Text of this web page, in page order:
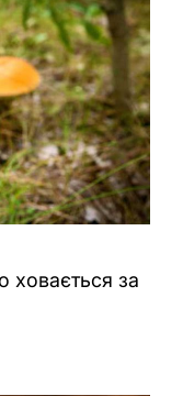
ховається за